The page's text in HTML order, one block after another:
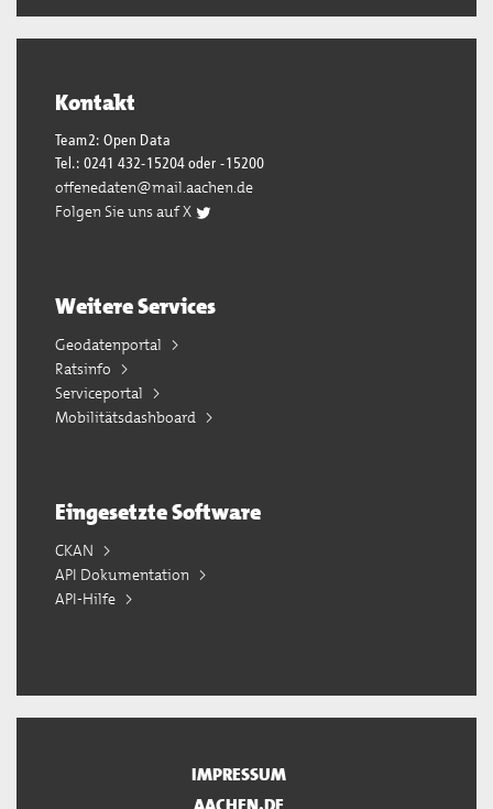
Kontakt
Team2: Open Data
Tel.: 0241 432-15204 oder -15200
offenedaten@mail.aachen.de
Folgen Sie uns auf X
Weitere Services
Geodatenportal
Ratsinfo
Serviceportal
Mobilitätsdashboard
Eingesetzte Software
CKAN
API Dokumentation
API-Hilfe
IMPRESSUM